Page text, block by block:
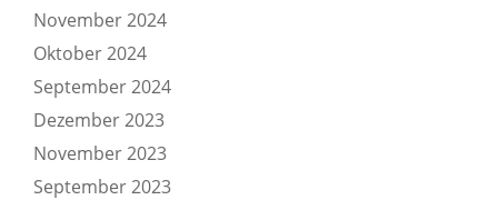
November 2024
Oktober 2024
September 2024
Dezember 2023
November 2023
September 2023